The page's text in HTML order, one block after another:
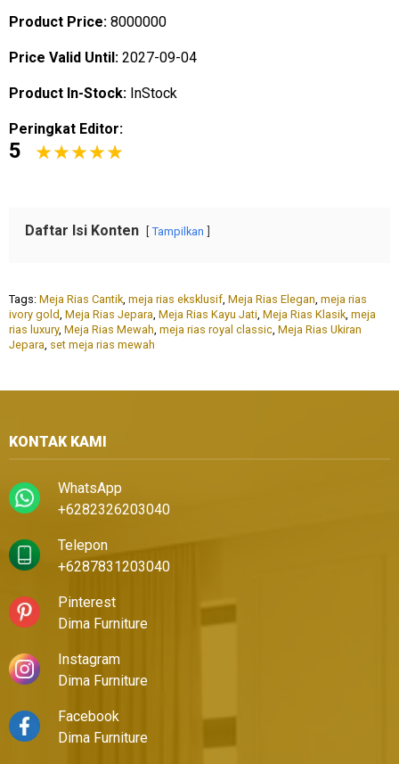
Product Price: 8000000
Price Valid Until: 2027-09-04
Product In-Stock: InStock
Peringkat Editor:
5
Daftar Isi Konten Tampilkan
Tags: Meja Rias Cantik, meja rias eksklusif, Meja Rias Elegan, meja rias
ivory gold, Meja Rias Jepara, Meja Rias Kayu Jati, Meja Rias Klasik, meja
rias luxury, Meja Rias Mewah, meja rias royal classic, Meja Rias Ukiran
Jepara, set meja rias mewah
KONTAK KAMI
WhatsApp
+6282326203040
Telepon
+6287831203040
Pinterest
Dima Furniture
Instagram
Dima Furniture
Facebook
Dima Furniture